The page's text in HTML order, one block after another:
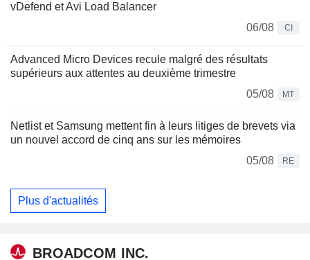
vDefend et Avi Load Balancer
06/08
CI
Advanced Micro Devices recule malgré des résultats
supérieurs aux attentes au deuxième trimestre
05/08
MT
Netlist et Samsung mettent fin à leurs litiges de brevets via
un nouvel accord de cinq ans sur les mémoires
05/08
RE
Plus d'actualités
BROADCOM INC.